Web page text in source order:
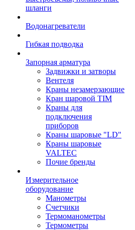
шланги
Водонагреватели
Гибкая подводка
Запорная арматура
Задвижки и затворы
Вентеля
Краны незамерзающие
Кран шаровой TIM
Краны для
подключения
приборов
Краны шаровые "LD"
Краны шаровые
VALTEC
Почие бренды
Измерительное
оборудование
Манометры
Счетчики
Термоманометры
Термометры